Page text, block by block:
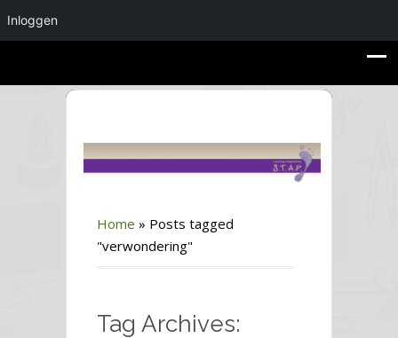
Home » Posts tagged
"verwondering"
Tag Archives:
Inloggen